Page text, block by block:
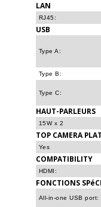
LAN
RJ45:
USB
Type A:
Type B:
Type C:
HAUT-PARLEURS
15W x 2
TOP CAMERA
Yes
COMPATIBILITY
HDMI:
FONCTIONS
All-in-one USB port: